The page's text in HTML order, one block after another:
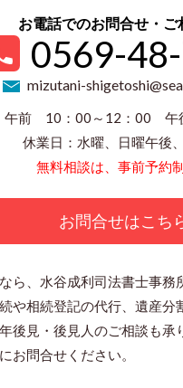
お電話でのお問合せ・ご
0569-
mizutani-
午前 10：00～12：00
休業日：水曜、日曜午後
無料相談は、事前予約
お問合せはこち
ら、水谷成利司法書士事
や相続登記の代行、遺産
後見・後見人のご相談も承
お問合せください。